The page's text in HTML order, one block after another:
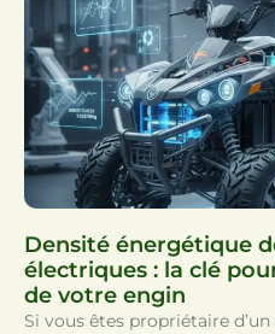
Densité énergétique
électriques : la clé
de votre engin
Si vous êtes propriétaire